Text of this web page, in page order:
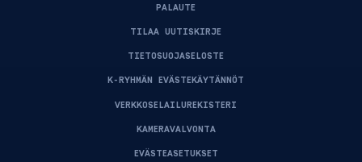
PALAUTE
TILAA UUTISKIRJE
TIETOSUOJASELOSTE
K-RYHMÄN EVÄSTEKÄYTÄNNÖT
VERKKOSELAILUREKISTERI
KAMERAVALVONTA
EVÄSTEASETUKSET